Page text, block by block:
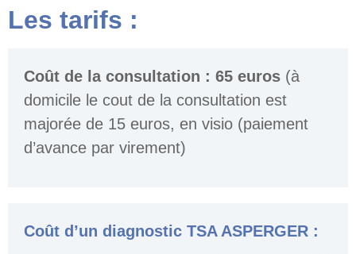
Les tarifs :
Coût de la consultation : 65 euros (à
domicile le cout de la consultation est
majorée de 15 euros, en visio (paiement
d’avance par virement)
Coût d’un diagnostic TSA ASPERGER :